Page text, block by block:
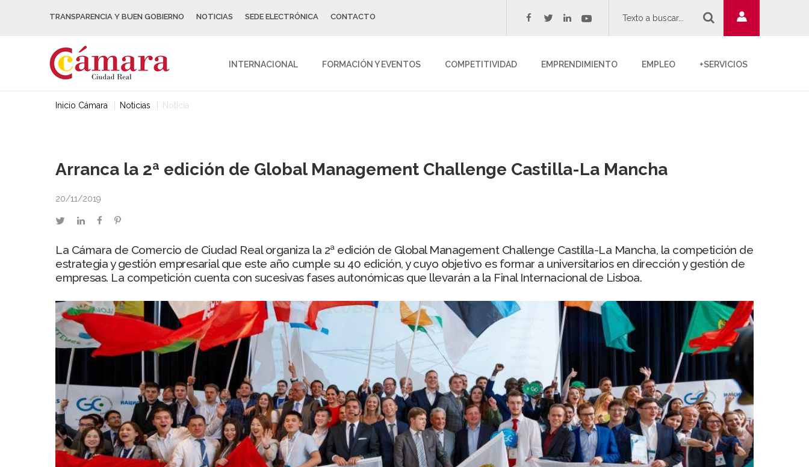
TRANSPARENCIA Y BUEN GOBIERNO NOTICIAS SEDE ELECTRÓNICA CONTACTO facebook
twitterlinkedinyoutube
INTERNACIONAL FORMACIÓN Y EVENTOS COMPETITIVIDAD EMPRENDIMIENTO EMPLEO +SERVICIOS
Inicio Cámara Noticias Noticia
Arranca la 2ª edición de Global Management Challenge Castilla-La Mancha
20/11/2019
twitterlinkedinfacebookpinterest
La Cámara de Comercio de Ciudad Real organiza la 2ª edición de Global Management Challenge Castilla-La Mancha, la competición de
estrategia y gestión empresarial que este año cumple su 40 edición, y cuyo objetivo es formar a universitarios en dirección y gestión de
empresas. La competición cuenta con sucesivas fases autonómicas que llevarán a la Final Internacional de Lisboa.